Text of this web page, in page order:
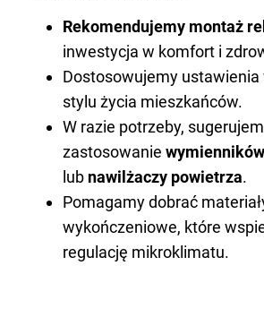
Rekomendujemy montaż
inwestycja w komfort i
Dostosowujemy
stylu życia mieszkańców.
W razie potrzeby,
zastosowanie
lub nawilżaczy powietrza.
Pomagamy dobrać
wykończeniowe, które
regulację mikroklimatu.